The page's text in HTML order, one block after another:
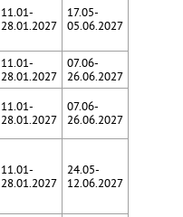
11.01-
28.01.2027
17.05-
05.06.2027
11.01-
28.01.2027
07.06-
26.06.2027
11.01-
28.01.2027
07.06-
26.06.2027
11.01-
28.01.2027
24.05-
12.06.2027